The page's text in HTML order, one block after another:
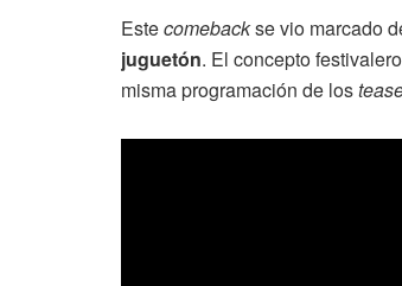
Estecomebackse vio marcado
juguetón. El concepto
misma programación de los